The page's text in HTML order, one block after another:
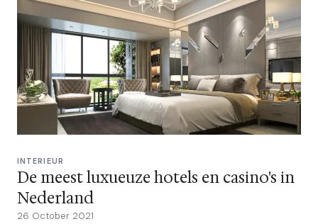
INTERIEUR
De meest luxueuze hotels en casino's in
Nederland
26 October 2021